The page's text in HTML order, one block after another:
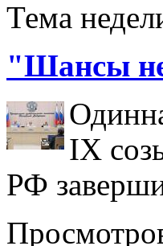
Тема
"Шансы
IX
РФ